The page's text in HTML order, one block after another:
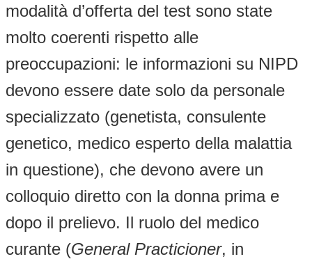
modalità d’offerta del test sono state
molto coerenti rispetto alle
preoccupazioni: le informazioni su NIPD
devono essere date solo da personale
specializzato (genetista, consulente
genetico, medico esperto della malattia
in questione), che devono avere un
colloquio diretto con la donna prima e
dopo il prelievo. Il ruolo del medico
curante (General Practicioner, in